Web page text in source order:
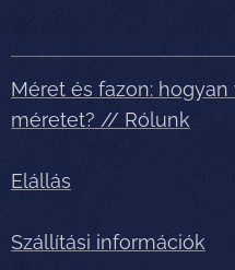
Méret és fazon: hogyan
méretet? // Rólunk
Elállás
Szállítási információk